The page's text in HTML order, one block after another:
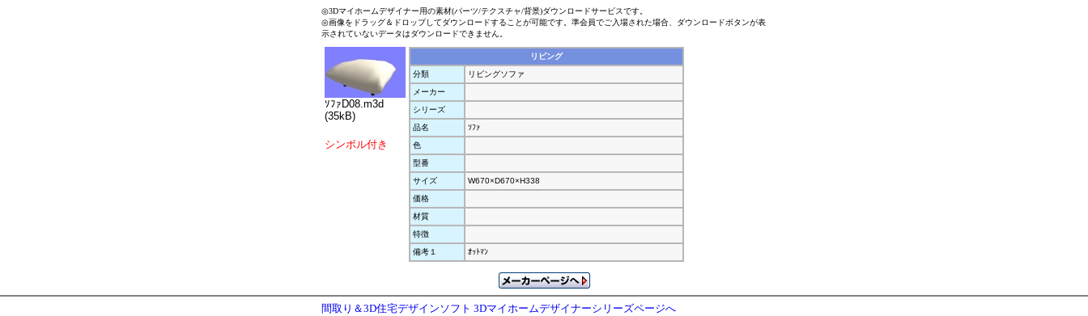
◎3Dマイホームデザイナー用の素材(パーツ/テクスチャ/背景)ダウンロードサービスです。
◎画像をドラッグ＆ドロップしてダウンロードすることが可能です。準会員でご入場された場合、ダウンロードボタンが表
示されていないデータはダウンロードできません。
ｿﾌｧD08.m3d
(35kB)
シンボル付き
リビング
分類
リビングソファ
メーカー
シリーズ
品名
ｿﾌｧ
色
型番
サイズ
W670×D670×H338
価格
材質
特徴
備考１
ｵｯﾄﾏﾝ
間取り＆3D住宅デザインソフト 3Dマイホームデザイナーシリーズページへ